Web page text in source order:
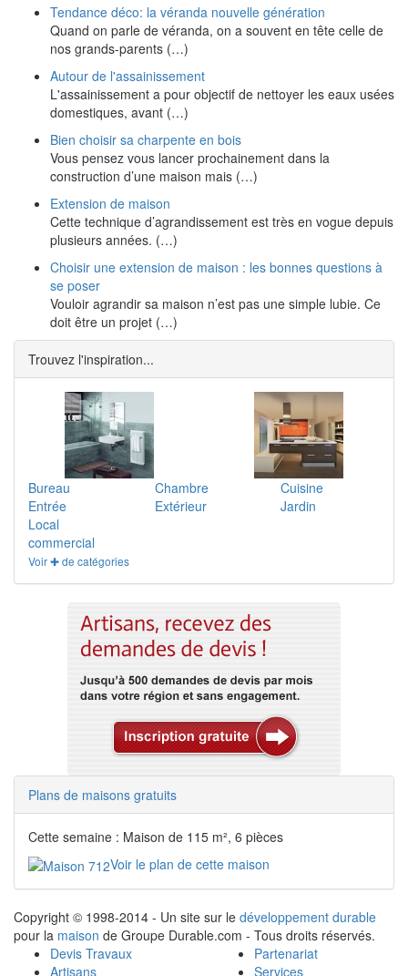
Tendance déco: la véranda nouvelle génération
Quand on parle de véranda, on a souvent en tête celle de
nos grands-parents (…)
Autour de l'assainissement
L'assainissement a pour objectif de nettoyer les eaux usées
domestiques, avant (…)
Bien choisir sa charpente en bois
Vous pensez vous lancer prochainement dans la
construction d’une maison mais (…)
Extension de maison
Cette technique d’agrandissement est très en vogue depuis
plusieurs années. (…)
Choisir une extension de maison : les bonnes questions à
se poser
Vouloir agrandir sa maison n’est pas une simple lubie. Ce
doit être un projet (…)
Trouvez l'inspiration...
Bureau Chambre
Cuisine
Entrée
Extérieur
Jardin
Local
commercial
Voir ✚ de catégories
Plans de maisons gratuits
Cette semaine : Maison de 115 m², 6 pièces
Voir le plan de cette maison
Copyright © 1998-2014 - Un site sur le développement durable
pour la maison de Groupe Durable.com - Tous droits réservés.
Devis Travaux
Artisans
Partenariat
Services